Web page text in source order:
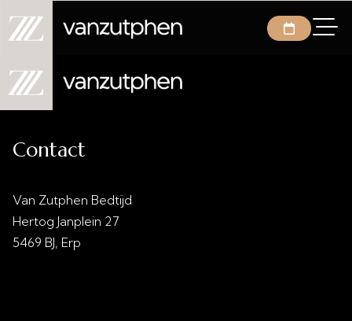
Contact
Van Zutphen Bedtijd
Hertog Janplein 27
5469 BJ, Erp